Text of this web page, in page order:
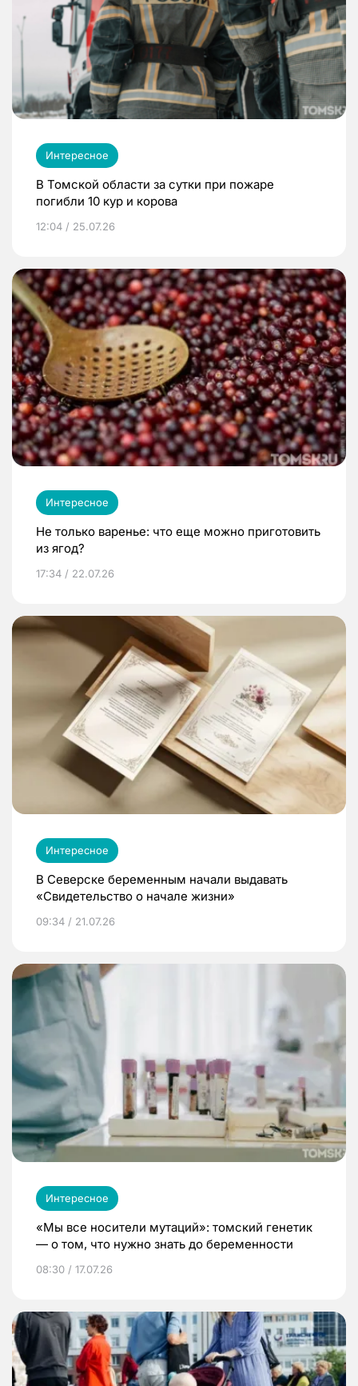
Интересное
В Томской области за сутки при пожаре
погибли 10 кур и корова
12:04 / 25.07.26
Интересное
Не только варенье: что еще можно приготовить
из ягод?
17:34 / 22.07.26
Интересное
В Северске беременным начали выдавать
«Свидетельство о начале жизни»
09:34 / 21.07.26
Интересное
«Мы все носители мутаций»: томский генетик
— о том, что нужно знать до беременности
08:30 / 17.07.26